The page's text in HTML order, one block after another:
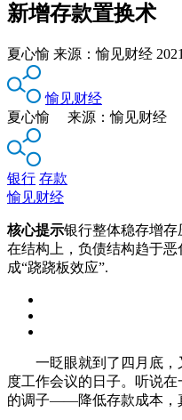
新增存款置换术
夏心愉 来源：愉见财经
愉见财经
夏心愉 来源：愉见财经
银行 存款
愉见财经
核心提示银行整体稳存增存
在结构上，负债结构趋于
成“跷跷板效应”.
一眨眼就到了四月底
度工作会议的日子。听说
的调子——降低存款成本，